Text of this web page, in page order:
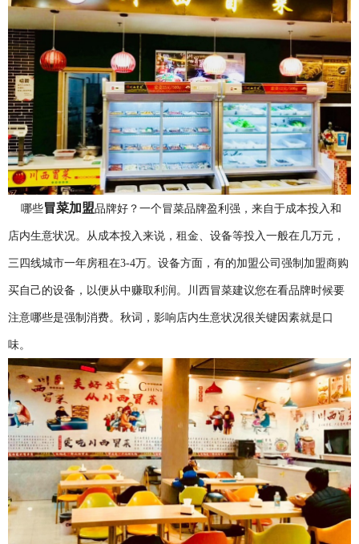
哪些冒菜加盟品牌好？一个冒菜品牌盈利强，来自于成本投入和
店内生意状况。从成本投入来说，租金、设备等投入一般在几万元，
三四线城市一年房租在3-4万。设备方面，有的加盟公司强制加盟商购
买自己的设备，以便从中赚取利润。川西冒菜建议您在看品牌时候要
注意哪些是强制消费。秋词，影响店内生意状况很关键因素就是口
味。